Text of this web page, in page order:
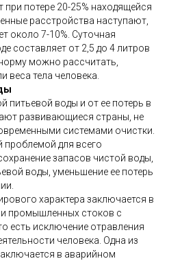
потере 20-25% находящейся
расстройства наступают,
около 7-10%. Суточная
составляет от 2,5 до 4 литров
можно рассчитать,
веса тела человека.
питьевой воды и от ее потерь в
развивающиеся страны, не
системами очистки.
для всего
запасов чистой воды,
воды, уменьшение ее потерь
характера заключается в
промышленных стоков с
есть исключение отравления
человека. Одна из
в аварийном